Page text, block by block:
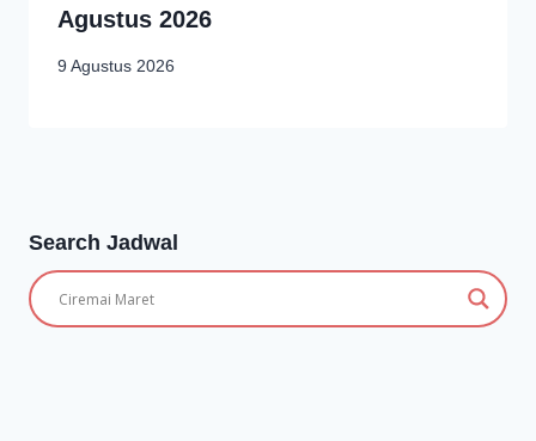
Agustus 2026
9 Agustus 2026
Search Jadwal